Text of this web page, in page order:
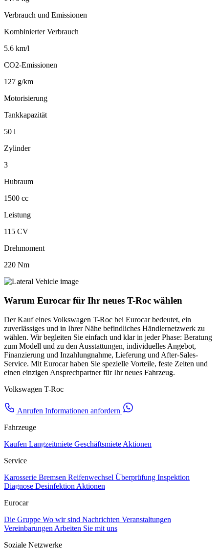
Verbrauch und Emissionen
Kombinierter Verbrauch
5.6 km/l
CO2-Emissionen
127 g/km
Motorisierung
Tankkapazität
50 l
Zylinder
3
Hubraum
1500 cc
Leistung
115 CV
Drehmoment
220 Nm
Warum Eurocar für Ihr neues T-Roc wählen
Der Kauf eines Volkswagen T-Roc bei Eurocar bedeutet, ein
zuverlässiges und in Ihrer Nähe befindliches Händlernetzwerk zu
wählen. Wir begleiten Sie einfach und klar in jeder Phase: Beratung
zum Modell und zu den Ausstattungen, individuelles Angebot,
Finanzierung und Inzahlungnahme, Lieferung und After-Sales-
Service. Mit Eurocar haben Sie spezielle Vorteile, feste Zeiten und
einen einzigen Ansprechpartner für Ihr neues Fahrzeug.
Volkswagen T-Roc
Anrufen Informationen anfordern
Fahrzeuge
Kaufen Langzeitmiete Geschäftsmiete Aktionen
Service
Karosserie Bremsen Reifenwechsel Überprüfung Inspektion
Diagnose Desinfektion Aktionen
Eurocar
Die Gruppe Wo wir sind Nachrichten Veranstaltungen
Vereinbarungen Arbeiten Sie mit uns
Soziale Netzwerke